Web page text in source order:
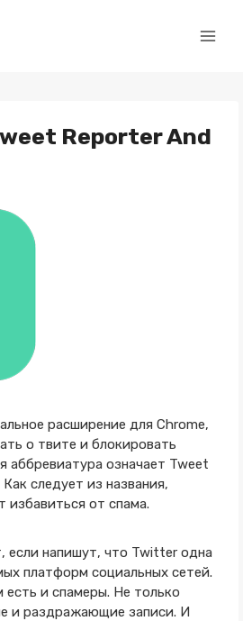
Reporter And
расширение для Chrome,
о твите и блокировать
аббревиатура означает Tweet
следует из названия,
избавиться от спама.
если напишут, что Twitter одна
платформ социальных сетей.
и спамеры. Не только
и раздражающие записи. И